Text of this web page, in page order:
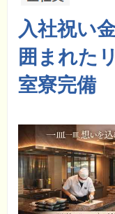
入社祝い
囲まれた
室寮完備